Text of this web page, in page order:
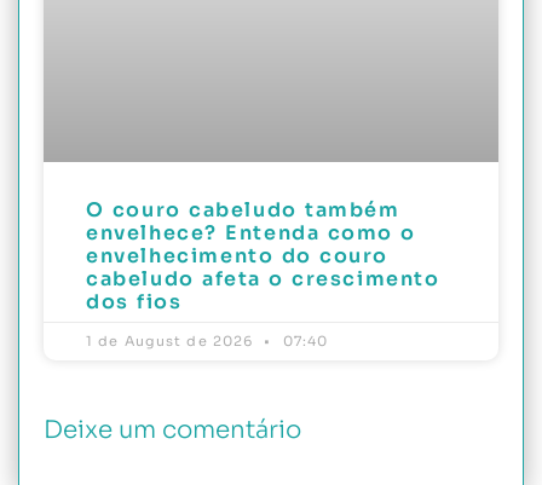
O couro cabeludo também
envelhece? Entenda como o
envelhecimento do couro
cabeludo afeta o crescimento
dos fios
1 de August de 2026 07:40
Deixe um comentário